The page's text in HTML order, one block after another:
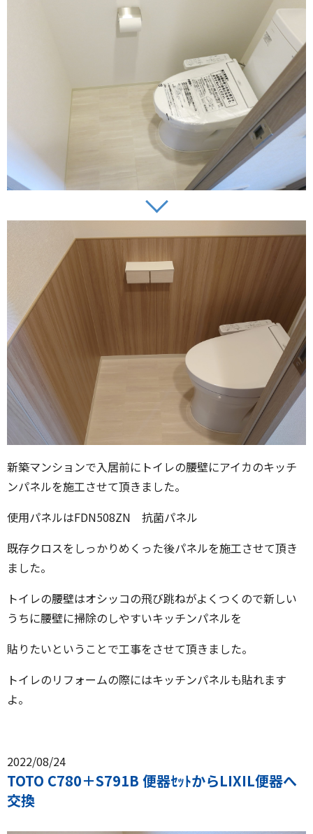
新築マンションで入居前にトイレの腰壁にアイカのキッチ
ンパネルを施工させて頂きました。
使用パネルはFDN508ZN 抗菌パネル
既存クロスをしっかりめくった後パネルを施工させて頂き
ました。
トイレの腰壁はオシッコの飛び跳ねがよくつくので新しい
うちに腰壁に掃除のしやすいキッチンパネルを
貼りたいということで工事をさせて頂きました。
トイレのリフォームの際にはキッチンパネルも貼れます
よ。
2022/08/24
TOTO C780＋S791B 便器ｾｯﾄからLIXIL便器へ
交換